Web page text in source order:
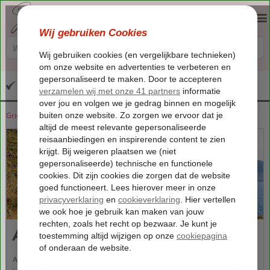
Altijd inclusief huurauto
Home
Griekenland Lesbos Lesbos Anaxos
Anaxos
Anaxos is een kleine sfeervolle badplaats op het Griekse Lesbos. Het